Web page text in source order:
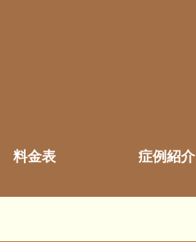
料金表 症例紹介